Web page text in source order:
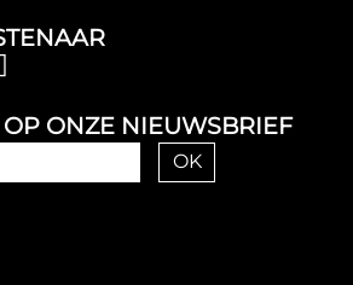
ONZE NIEUWSBRIEF
OK